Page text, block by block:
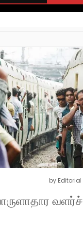
by Editorial